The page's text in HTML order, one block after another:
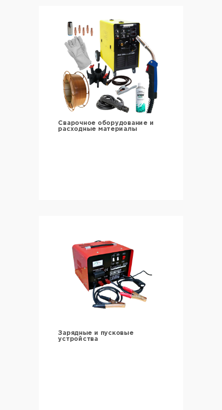
Сварочное оборудование и
расходные материалы
Зарядные и пусковые
устройства